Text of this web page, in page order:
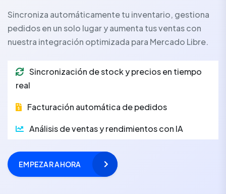
Sincroniza automáticamente tu inventario, gestiona
pedidos en un solo lugar y aumenta tus ventas con
nuestra integración optimizada para Mercado Libre.
Sincronización de stock y precios en tiempo
real
Facturación automática de pedidos
Análisis de ventas y rendimientos con IA
EMPEZAR AHORA